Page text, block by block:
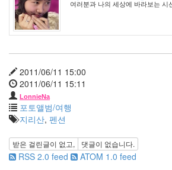
여러분과 나의 세상에 바라보는 시
2011/06/11 15:00
2011/06/11 15:11
LonnieNa
포토앨범/여행
지리산, 펜션
받은 걸린글이 없고, 댓글이 없습니다.
RSS 2.0 feed ATOM 1.0 feed
년
1
월
년
2
월
7
2008
3
월